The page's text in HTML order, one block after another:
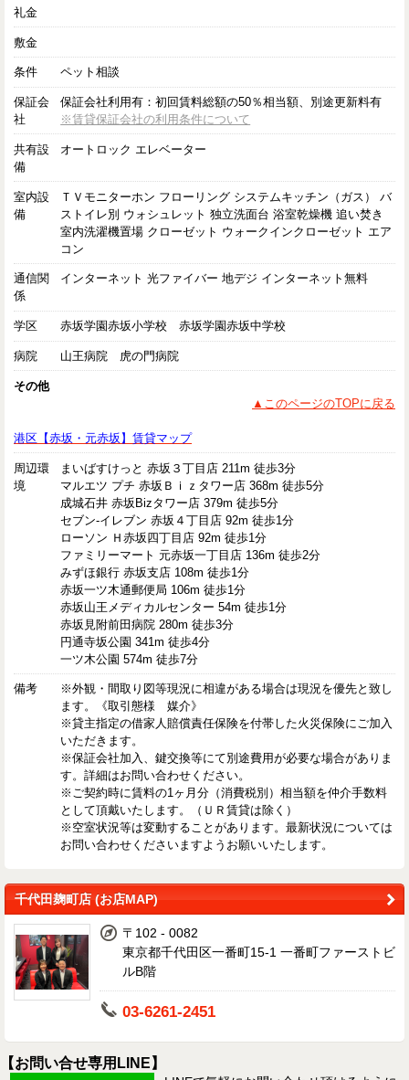
礼金
敷金
条件 ペット相談
保証会
社
保証会社利用有：初回賃料総額の50％相当額、別途更新料有
※賃貸保証会社の利用条件について
共有設
備
オートロック エレベーター
室内設
備
ＴＶモニターホン フローリング システムキッチン（ガス） バ
ストイレ別 ウォシュレット 独立洗面台 浴室乾燥機 追い焚き
室内洗濯機置場 クローゼット ウォークインクローゼット エア
コン
通信関
係
インターネット 光ファイバー 地デジ インターネット無料
学区 赤坂学園赤坂小学校 赤坂学園赤坂中学校
病院 山王病院 虎の門病院
その他
▲このページのTOPに戻る
港区【赤坂・元赤坂】賃貸マップ
周辺環
境
まいばすけっと 赤坂３丁目店 211m 徒歩3分
マルエツ プチ 赤坂Ｂｉｚタワー店 368m 徒歩5分
成城石井 赤坂Bizタワー店 379m 徒歩5分
セブン-イレブン 赤坂４丁目店 92m 徒歩1分
ローソン Ｈ赤坂四丁目店 92m 徒歩1分
ファミリーマート 元赤坂一丁目店 136m 徒歩2分
みずほ銀行 赤坂支店 108m 徒歩1分
赤坂一ツ木通郵便局 106m 徒歩1分
赤坂山王メディカルセンター 54m 徒歩1分
赤坂見附前田病院 280m 徒歩3分
円通寺坂公園 341m 徒歩4分
一ツ木公園 574m 徒歩7分
備考
※外観・間取り図等現況に相違がある場合は現況を優先と致し
ます。《取引態様 媒介》
※貸主指定の借家人賠償責任保険を付帯した火災保険にご加入
いただきます。
※保証会社加入、鍵交換等にて別途費用が必要な場合がありま
す。詳細はお問い合わせください。
※ご契約時に賃料の1ヶ月分（消費税別）相当額を仲介手数料
として頂戴いたします。（ＵＲ賃貸は除く）
※空室状況等は変動することがあります。最新状況については
お問い合わせくださいますようお願いいたします。
千代田麹町店 (お店MAP)
〒102 - 0082
東京都千代田区一番町15-1 一番町ファーストビ
ルB階
03-6261-2451
【お問い合せ専用LINE】